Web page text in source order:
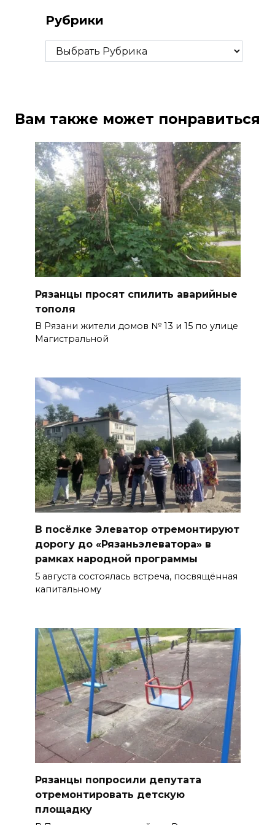
Рубрики
Рубрики
Вам также может понравиться
Рязанцы просят спилить аварийные
тополя
В Рязани жители домов № 13 и 15 по улице
Магистральной
В посёлке Элеватор отремонтируют
дорогу до «Рязаньэлеватора» в
рамках народной программы
5 августа состоялась встреча, посвящённая
капитальному
Рязанцы попросили депутата
отремонтировать детскую
площадку